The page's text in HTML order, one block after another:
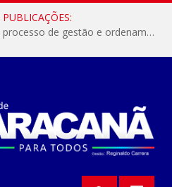
Resex Maracanã avança no processo de gestão e ordenamento do turismo em nossas áreas protegidas.